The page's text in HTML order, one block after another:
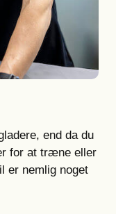
end da du
for at træne eller
er nemlig noget